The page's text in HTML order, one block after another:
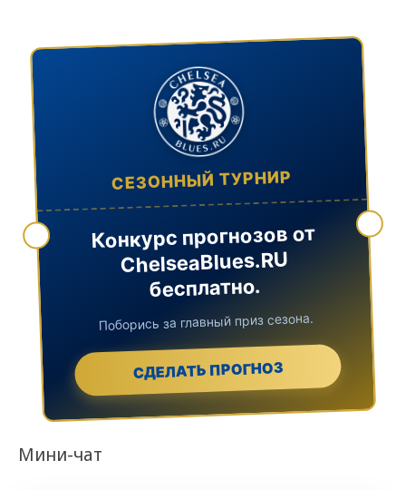
СЕЗОННЫЙ ТУРНИР
Конкурс прогнозов от
ChelseaBlues.RU
бесплатно.
Поборись за главный приз сезона.
СДЕЛАТЬ ПРОГНОЗ
Мини-чат